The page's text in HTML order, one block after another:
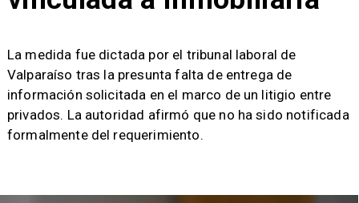
​La medida fue dictada por el tribunal laboral de
Valparaíso tras la presunta falta de entrega de
información solicitada en el marco de un litigio entre
privados. La autoridad afirmó que no ha sido notificada
formalmente del requerimiento.